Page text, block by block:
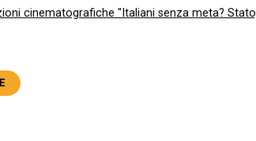
cinematografiche "Italiani senza meta?